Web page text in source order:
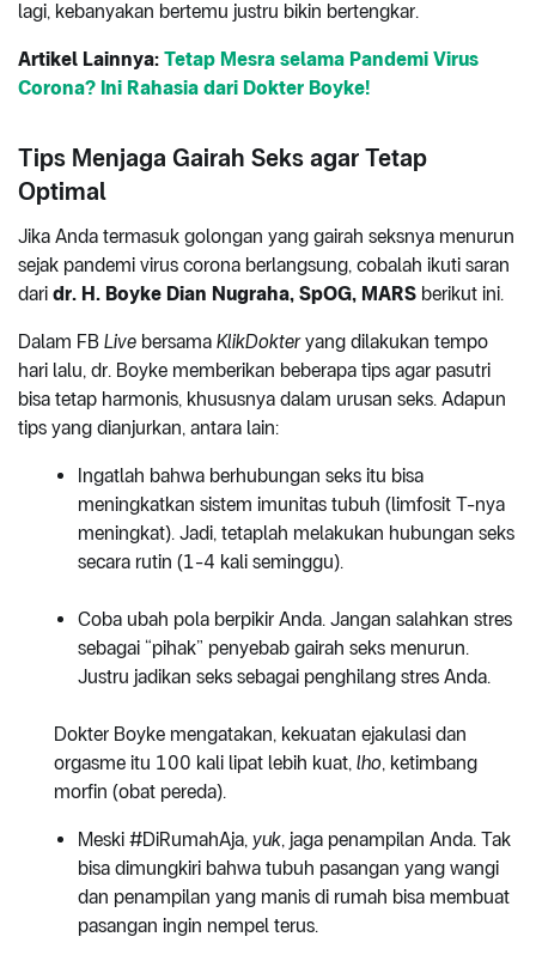
lagi, kebanyakan bertemu justru bikin bertengkar.
Artikel Lainnya: Tetap Mesra selama Pandemi Virus
Corona? Ini Rahasia dari Dokter Boyke!
Tips Menjaga Gairah Seks agar Tetap
Optimal
Jika Anda termasuk golongan yang gairah seksnya menurun
sejak pandemi virus corona berlangsung, cobalah ikuti saran
dari dr. H. Boyke Dian Nugraha, SpOG, MARS berikut ini.
Dalam FB Live bersama KlikDokteryang dilakukan tempo
hari lalu, dr. Boyke memberikan beberapa tips agar pasutri
bisa tetap harmonis, khususnya dalam urusan seks. Adapun
tips yang dianjurkan, antara lain:
Ingatlah bahwa berhubungan seks itu bisa
meningkatkan sistem imunitas tubuh (limfosit T-nya
meningkat). Jadi, tetaplah melakukan hubungan seks
secara rutin (1-4 kali seminggu).
Coba ubah pola berpikir Anda. Jangan salahkan stres
sebagai “pihak” penyebab gairah seks menurun.
Justru jadikan seks sebagai penghilang stres Anda.
Dokter Boyke mengatakan, kekuatan ejakulasi dan
orgasme itu 100 kali lipat lebih kuat, lho, ketimbang
morfin (obat pereda).
Meski #DiRumahAja, yuk, jaga penampilan Anda. Tak
bisa dimungkiri bahwa tubuh pasangan yang wangi
dan penampilan yang manis di rumah bisa membuat
pasangan ingin nempel terus.